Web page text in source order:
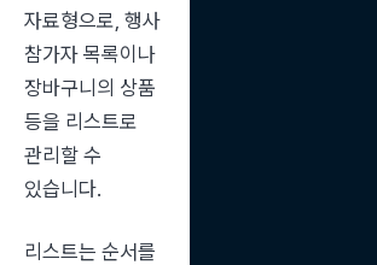
자료형으로, 행사
참가자 목록이나
장바구니의 상품
등을 리스트로
관리할 수
있습니다.
리스트는 순서를